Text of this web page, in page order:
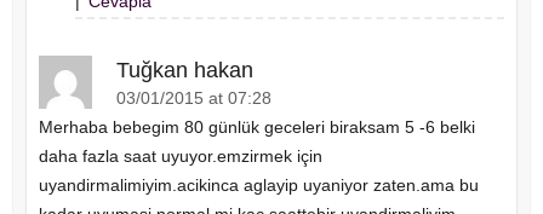
Tuğkan hakan
03/01/2015 at 07:28
Merhaba bebegim 80 günlük geceleri biraksam 5 -6 belki
daha fazla saat uyuyor.emzirmek için
uyandirmalimiyim.acikinca aglayip uyaniyor zaten.ama bu